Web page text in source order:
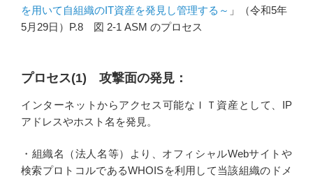
を用いて自組織のIT資産を発見し管理する～ 」（令和5年
5⽉29⽇）P.8 図 2-1 ASM のプロセス
プロセス(1) 攻撃面の発見：
インターネットからアクセス可能なＩＴ資産として、IP
アドレスやホスト名を発見。
・組織名（法人名等）より、オフィシャルWebサイトや
検索プロトコルであるWHOISを利用して当該組織のドメ